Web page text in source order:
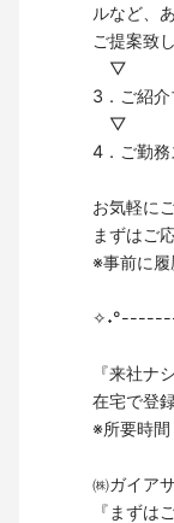
ルなど、
ご提案致
▽
3．ご紹
▽
4．ご勤務
お気軽に
まずはご
※事前に履
『来社ナ
在宅で登
※所要時
㈱ガイア
『まずは